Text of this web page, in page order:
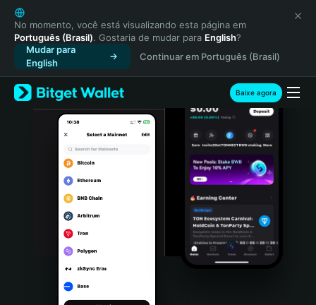
English
日本語
Tiếng Việt
Русский
Español (Latinoamérica)
Türkçe
Italiano
Português (Portugal)
Bahasa Indonesia
Português (Brasil)
No momento, você está visualizando esta página em
Português (Brasil). Gostaria de mudar para English?
Mudar para
English
Continuar em Português (Brasil)
Baixe agora